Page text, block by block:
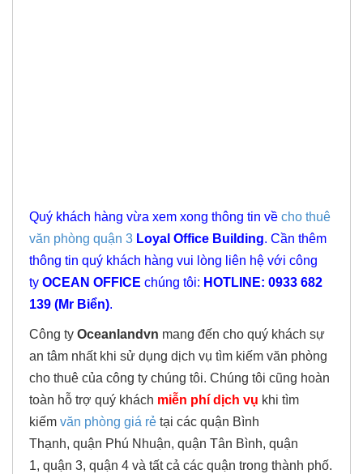
Quý khách hàng vừa xem xong thông tin về cho thuê
văn phòng quận 3 Loyal Office Building. Cần thêm
thông tin quý khách hàng vui lòng liên hệ với công
ty OCEAN OFFICE chúng tôi: HOTLINE: 0933 682
139 (Mr Biển).
Công ty Oceanlandvn mang đến cho quý khách sự
an tâm nhất khi sử dụng dịch vụ tìm kiếm văn phòng
cho thuê của công ty chúng tôi. Chúng tôi cũng hoàn
toàn hỗ trợ quý khách miễn phí dịch vụ khi tìm
kiếm văn phòng giá rẻ tại các quận Bình
Thạnh, quận Phú Nhuận, quận Tân Bình, quận
1, quận 3, quận 4 và tất cả các quận trong thành phố.